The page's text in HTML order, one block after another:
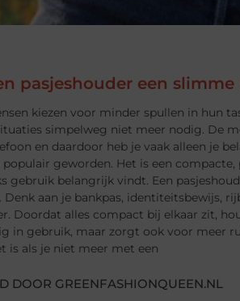
pasjeshouder een
kiezen voor minder spullen in hun
simpelweg niet meer nodig. De
en daardoor heb je vaak alleen je
populair geworden. Het is een
gebruik belangrijk vindt. Een
aan je bankpas, identiteitsbewijs,
Doordat alles compact bij elkaar zit,
in gebruik, maar zorgt ook voor meer
is als je niet meer met een
DOOR GREENFASHIONQUEEN.NL